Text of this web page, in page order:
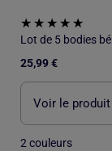
25,99 €
Voir le produit
2 couleurs